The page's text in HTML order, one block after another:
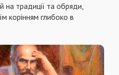
на традиції та обряди,
корінням глибоко в